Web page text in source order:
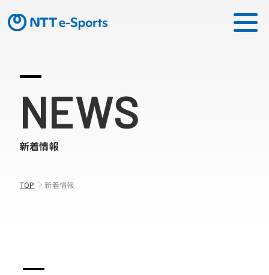
ミッション
ソリューション
ピックアップ
ニュース
NEWS
新着情報
TOP 新着情報